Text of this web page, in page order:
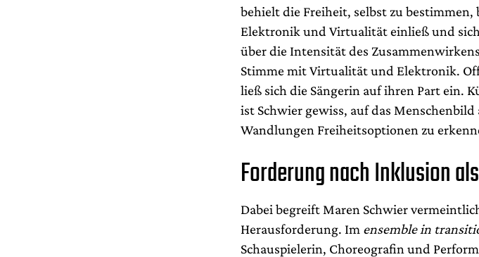
behielt die Freiheit, selbst zu bestimmen,
Elektronik und Virtualität einließ und
über die Intensität des
Stimme mit Virtualität und Elektronik.
ließ sich die Sängerin auf ihren Part ein.
ist Schwier gewiss, auf das
Wandlungen Freiheitsoptionen zu
Forderung nach Inklusion
Dabei begreift Maren Schwier
Herausforderung. Im ensemble in
Schauspielerin, Choreografin und